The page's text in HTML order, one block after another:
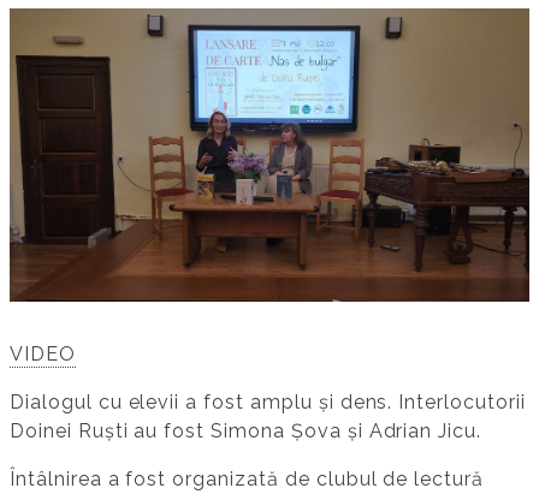
VIDEO
Dialogul cu elevii a fost amplu și dens. Interlocutorii
Doinei Ruști au fost Simona Șova și Adrian Jicu.
Întâlnirea a fost organizată de clubul de lectură